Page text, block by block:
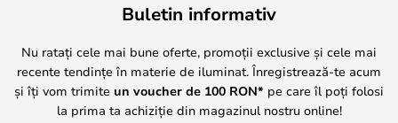
Buletin informativ
Nu ratați cele mai bune oferte, promoții exclusive și cele mai
recente tendințe în materie de iluminat. Înregistrează-te acum
și îți vom trimite un voucher de 100 RON* pe care îl poți folosi
la prima ta achiziție din magazinul nostru online!